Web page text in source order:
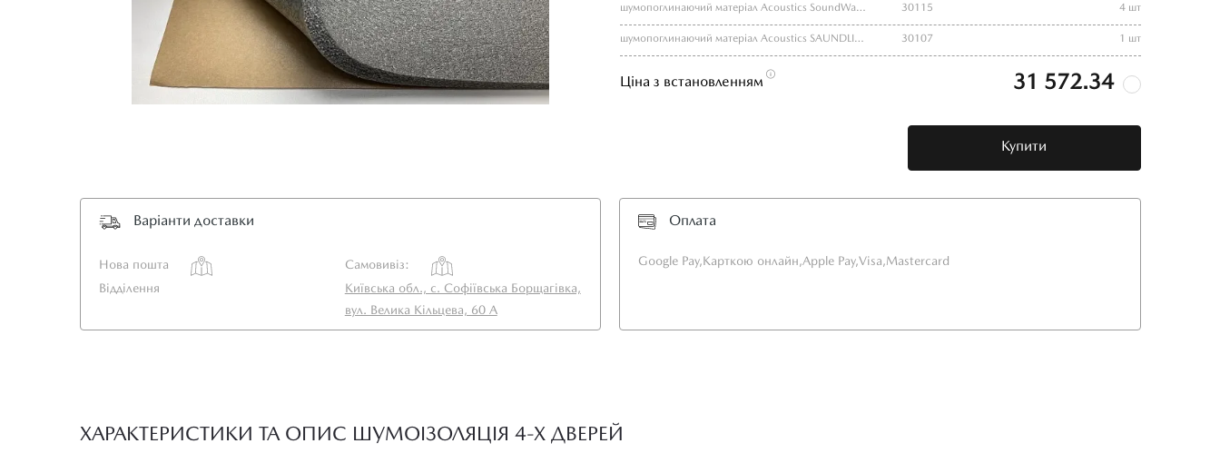
шумопоглинаючий матеріал Acoustics SoundWave 500*1000*15 30115 4 шт
шумопоглинаючий матеріал Acoustics SAUNDLINE 1000*500*7 30107 1 шт
Ціна з встановленням 31 572.34
Купити
Варіанти доставки
Нова пошта
Самовивіз:
Відділення
Київська обл., с. Софіївська Борщагівка,
вул. Велика Кільцева, 60 А
Оплата
Google Pay,Карткою онлайн,Apple Pay,Visa,Mastercard
ХАРАКТЕРИСТИКИ ТА ОПИС ШУМОІЗОЛЯЦІЯ 4-Х ДВЕРЕЙ